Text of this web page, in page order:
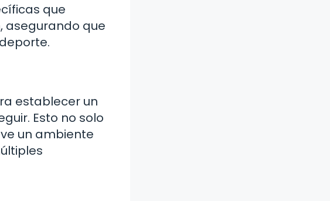
que
asegurando que
establecer un
Esto no solo
un ambiente